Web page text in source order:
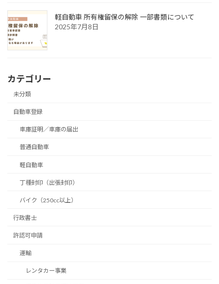
軽自動車 所有権留保の解除 一部書類について
2025年7月8日
カテゴリー
未分類
自動車登録
車庫証明／車庫の届出
普通自動車
軽自動車
丁種封印（出張封印）
バイク（250cc以上）
行政書士
許認可申請
運輸
レンタカー事業